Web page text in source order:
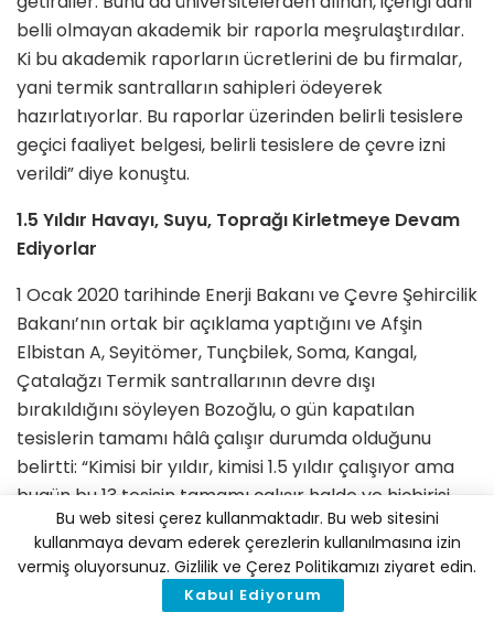
belli olmayan akademik bir raporla meşrulaştırdılar.
Ki bu akademik raporların ücretlerini de bu firmalar,
yani termik santralların sahipleri ödeyerek
hazırlatıyorlar. Bu raporlar üzerinden belirli tesislere
geçici faaliyet belgesi, belirli tesislere de çevre izni
verildi” diye konuştu.
1.5 Yıldır Havayı, Suyu, Toprağı Kirletmeye Devam
Ediyorlar
1 Ocak 2020 tarihinde Enerji Bakanı ve Çevre Şehircilik
Bakanı’nın ortak bir açıklama yaptığını ve Afşin
Elbistan A, Seyitömer, Tunçbilek, Soma, Kangal,
Çatalağzı Termik santrallarının devre dışı
bırakıldığını söyleyen Bozoğlu, o gün kapatılan
tesislerin tamamı hâlâ çalışır durumda olduğunu
belirtti: “Kimisi bir yıldır, kimisi 1.5 yıldır çalışıyor ama
bugün bu 13 tesisin tamamı çalışır halde ve hiçbirisi
çevre mevzuatına dair yatırımını yapmamış
durumda… Ne filtre sistemlerine dair ne de atık
sahalarına dair herhangi bir yatırım ortaya
koymamış olmalarına rağmen hepsi çalışır vaziyette.
Bu web sitesi çerez kullanmaktadır. Bu web sitesini
kullanmaya devam ederek çerezlerin kullanılmasına izin
vermiş oluyorsunuz. Gizlilik ve Çerez Politikamızı ziyaret edin.
Kabul Ediyorum